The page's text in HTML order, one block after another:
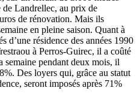
de Landrellec, au prix de
de rénovation. Mais ils
en pleine saison. Quant à
d’une résidence des années 1990
à Perros-Guirec, il a coûté
semaine pendant deux mois, il
Des loyers qui, grâce au statut
seront imposés après 71%